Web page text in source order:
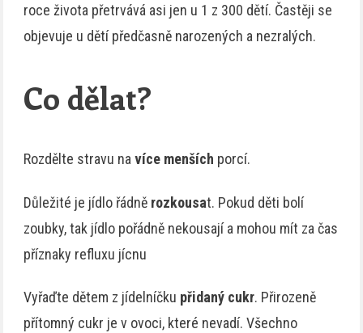
roce života přetrvává asi jen u 1 z 300 dětí. Častěji se
objevuje u dětí předčasně narozených a nezralých.
Co dělat?
Rozdělte stravu navíce menších porcí.
Důležité je jídlo řádně rozkousat. Pokud děti bolí
zoubky, tak jídlo pořádně nekousají a mohou mít za čas
příznaky refluxu jícnu
Vyřaďte dětem z jídelníčku přidaný cukr. Přirozeně
přítomný cukr je v ovoci, které nevadí. Všechno